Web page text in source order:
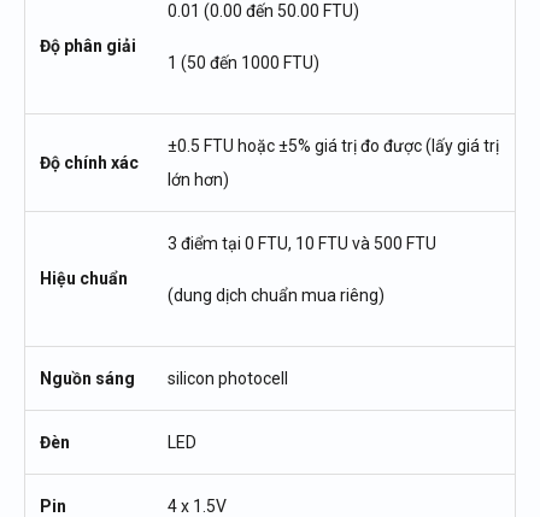
Độ phân giải
0.01 (0.00 đến 50.00 FTU)
1 (50 đến 1000 FTU)
Độ chính xác
±0.5 FTU hoặc ±5% giá trị đo được (lấy giá trị
lớn hơn)
Hiệu chuẩn
3 điểm tại 0 FTU, 10 FTU và 500 FTU
(dung dịch chuẩn mua riêng)
Nguồn sáng silicon photocell
Đèn LED
Pin 4 x 1.5V